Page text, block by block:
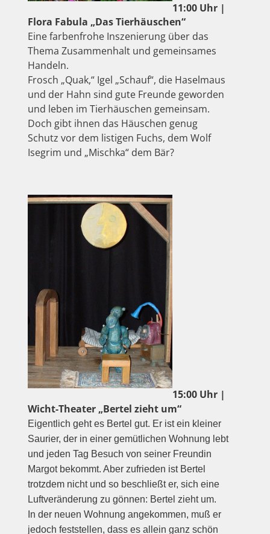
11:00 Uhr |
Flora Fabula „Das Tierhäuschen“
Eine farbenfrohe Inszenierung über das
Thema Zusammenhalt und gemeinsames
Handeln.
Frosch „Quak,“ Igel „Schauf“, die Haselmaus
und der Hahn sind gute Freunde geworden
und leben im Tierhäuschen gemeinsam.
Doch gibt ihnen das Häuschen genug
Schutz vor dem listigen Fuchs, dem Wolf
Isegrim und „Mischka“ dem Bär?
15:00 Uhr |
Wicht-Theater „Bertel zieht um“
Eigentlich geht es Bertel gut. Er ist ein kleiner
Saurier, der in einer gemütlichen Wohnung lebt
und jeden Tag Besuch von seiner Freundin
Margot bekommt. Aber zufrieden ist Bertel
trotzdem nicht und so beschließt er, sich eine
Luftveränderung zu gönnen: Bertel zieht um.
In der neuen Wohnung angekommen, muß er
jedoch feststellen, dass es allein ganz schön